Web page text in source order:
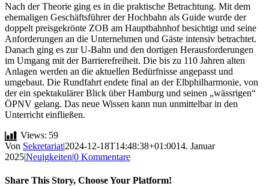
Nach der Theorie ging es in die praktische Betrachtung. Mit dem
ehemaligen Geschäftsführer der Hochbahn als Guide wurde der
doppelt preisgekrönte ZOB am Hauptbahnhof besichtigt und seine
Anforderungen an die Unternehmen und Gäste intensiv betrachtet.
Danach ging es zur U-Bahn und den dortigen Herausforderungen
im Umgang mit der Barrierefreiheit. Die bis zu 110 Jahren alten
Anlagen werden an die aktuellen Bedürfnisse angepasst und
umgebaut. Die Rundfahrt endete final an der Elbphilharmonie, von
der ein spektakulärer Blick über Hamburg und seinen „wässrigen“
ÖPNV gelang. Das neue Wissen kann nun unmittelbar in den
Unterricht einfließen.
Views: 59
Von Sekretariat|2024-12-18T14:48:38+01:0014. Januar
2025|Neuigkeiten|0 Kommentare
Share This Story, Choose Your Platform!